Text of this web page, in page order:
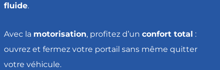
fluide.
Avec la motorisation, profitez d’un confort total :
ouvrez et fermez votre portail sans même quitter
votre véhicule.